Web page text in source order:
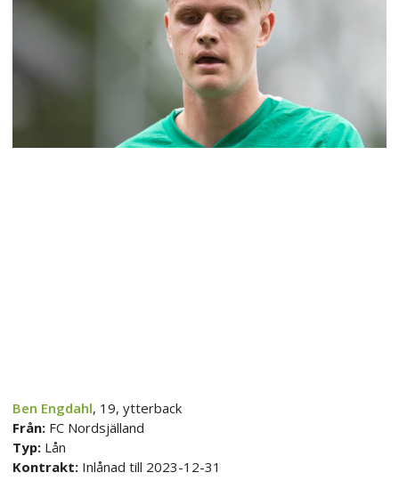
Ben Engdahl, 19, ytterback
Från: FC Nordsjälland
Typ: Lån
Kontrakt: Inlånad till 2023-12-31